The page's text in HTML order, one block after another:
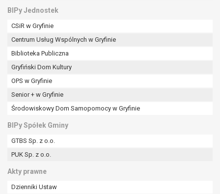
BIPy Jednostek
CSiR w Gryfinie
Centrum Usług Wspólnych w Gryfinie
Biblioteka Publiczna
Gryfiński Dom Kultury
OPS w Gryfinie
Senior + w Gryfinie
Środowiskowy Dom Samopomocy w Gryfinie
BIPy Spółek Gminy
GTBS Sp. z o.o.
PUK Sp. z o.o.
Akty prawne
Dzienniki Ustaw